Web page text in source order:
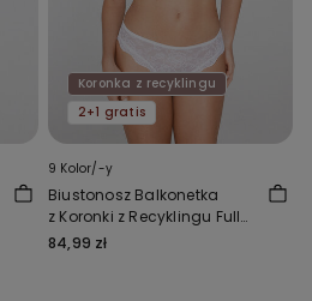
Koronka z recyklingu
2+1 gratis
9 Kolor/-y
Biustonosz Balkonetka
z Koronki z Recyklingu Full
Coverage Prague
84,99 zł